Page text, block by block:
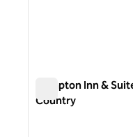
Hampton Inn &
Country